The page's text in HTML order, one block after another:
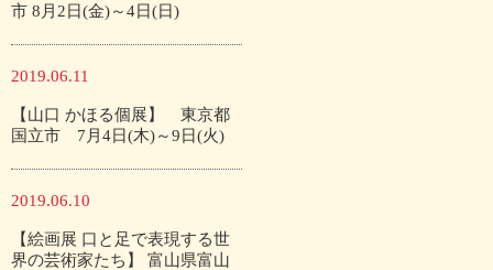
市 8月2日(金)～4日(日)
2019.06.11
【山口 かほる個展】 東京都
国立市 7月4日(木)～9日(火)
2019.06.10
【絵画展 口と足で表現する世
界の芸術家たち】 富山県富山